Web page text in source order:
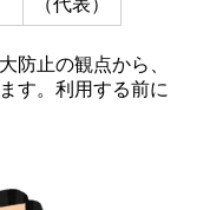
（代表）
防止の観点から、
す。利用する前に